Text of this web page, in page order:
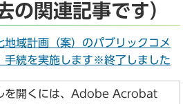
の関連記事です）
地域計画（案）のパブリックコメ
手続を実施します※終了しました
を開くには、Adobe Acrobat